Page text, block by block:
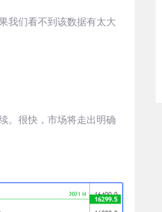
我们看不到该数据有太大
。很快，市场将走出明确